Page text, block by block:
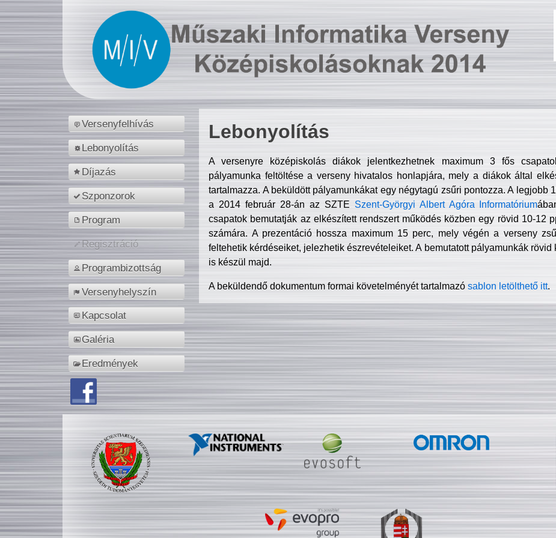
Versenyfelhívás
Lebonyolítás
Díjazás
Szponzorok
Program
Regisztráció
Programbizottság
Versenyhelyszín
Kapcsolat
Galéria
Eredmények
Lebonyolítás
A versenyre középiskolás diákok jelentkezhetnek maximum 3 fős
pályamunka feltöltése a verseny hivatalos honlapjára, mely a diákok által
tartalmazza. A beküldött pályamunkákat egy négytagú zsűri pontozza. A legjobb
a 2014 február 28-án az SZTE Szent-Györgyi Albert Agóra Informatórium
csapatok bemutatják az elkészített rendszert működés közben egy rövid 10-12
számára. A prezentáció hossza maximum 15 perc, mely végén a verseny
feltehetik kérdéseiket, jelezhetik észrevételeiket. A bemutatott pályamunkák
is készül majd.
A beküldendő dokumentum formai követelményét tartalmazósablon letölthető itt.